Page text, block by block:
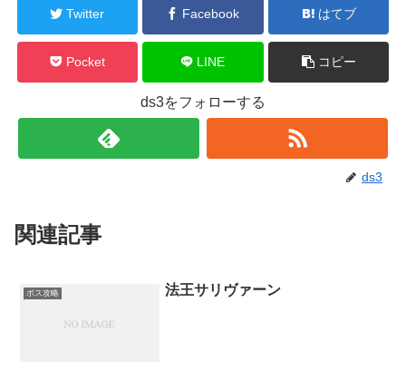
Twitter Facebook はてブ
Pocket LINE コピー
ds3をフォローする
ds3
関連記事
ボス攻略 法王サリヴァーン